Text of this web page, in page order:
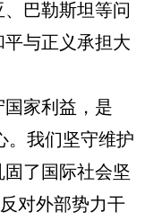
巴勒斯坦等问
与正义承担大
家利益，是
。我们坚守维护
了国际社会坚
对外部势力干